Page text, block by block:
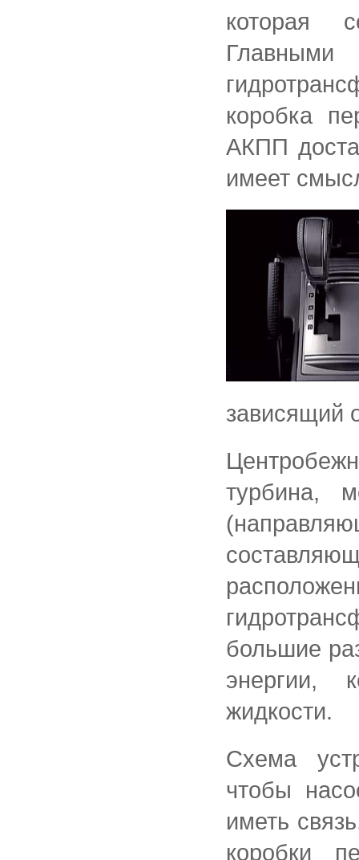
которая
коробка
АКПП
имеет
зависящий
турбина,
большие
энергии,
жидкости.
Схема
чтобы
иметь
коробки